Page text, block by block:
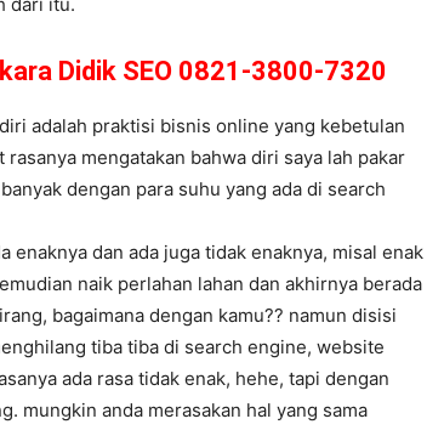
Didik SEO 0821-3800-7320
adalah praktisi bisnis online yang kebetulan
mengatakan bahwa diri saya lah pakar
dengan para suhu yang ada di search
enaknya dan ada juga tidak enaknya, misal enak
naik perlahan lahan dan akhirnya berada
bagaimana dengan kamu?? namun disisi
tiba tiba di search engine, website
ada rasa tidak enak, hehe, tapi dengan
mungkin anda merasakan hal yang sama